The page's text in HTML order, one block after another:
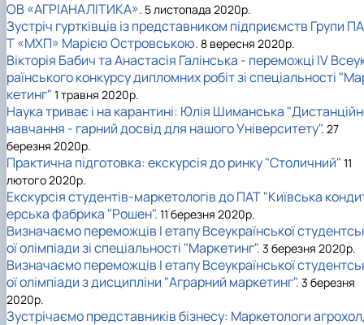
ОВ «АГРІАНАЛІТИКА». 5 листопада 2020р.
Зустріч гуртківців із представником підприємств Групи ПА
Т «МХП» Марією Островською. 8 вересня 2020р.
Вікторія Бабич та Анастасія Галінська - переможці IV
раїнського конкурсу дипломних робіт зі спеціальності
кетинг" 1 травня 2020р.
Наука триває і на карантині: Юлія Шиманська
навчання - гарний досвід для нашого Університету". 27
березня 2020р.
Практична підготовка: екскурсія до ринку "Столичний" 11
лютого 2020р.
Екскурсія студентів-маркетологів до ПАТ "Київська
ерська фабрика "Рошен". 11 березня 2020р.
Визначаємо переможців I етапу Всеукраїнської
ої олімпіади зі спеціальності "Маркетинг". 3 березня 2020р.
Визначаємо переможців I етапу Всеукраїнської
ої олімпіади з дисципліни "Аграрний маркетинг". 3 березня
2020р.
Зустрічаємо представників бізнесу: Маркетологи